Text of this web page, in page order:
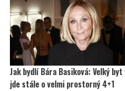
Jak bydlí Bára Basiková: Velký
jde stále o velmi prostorný 4+1